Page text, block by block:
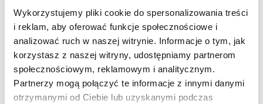
Wykorzystujemy pliki cookie do spersonalizowania treści
i reklam, aby oferować funkcje społecznościowe i
analizować ruch w naszej witrynie. Informacje o tym, jak
korzystasz z naszej witryny, udostępniamy partnerom
społecznościowym, reklamowym i analitycznym.
Partnerzy mogą połączyć te informacje z innymi danymi
otrzymanymi od Ciebie lub uzyskanymi podczas
Stomatologia, protetyka i ortodoncja
Wróć
Druk 3D
Gabinet stomatologiczny
Ortodoncja
Pracownia protetyczna
Zobacz wszystko